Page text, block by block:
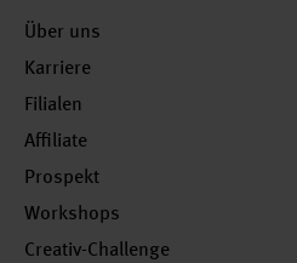
Über uns
Karriere
Filialen
Affiliate
Prospekt
Workshops
Creativ-Challenge